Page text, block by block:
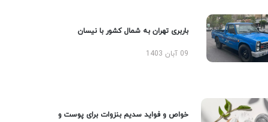
باربری تهران به شمال کشور با نیسان
09 آبان 1403
خواص و فواید سدیم بنزوات برای پوست و